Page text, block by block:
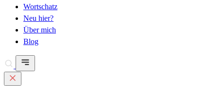
Wortschatz
Neu hier?
Über mich
Blog